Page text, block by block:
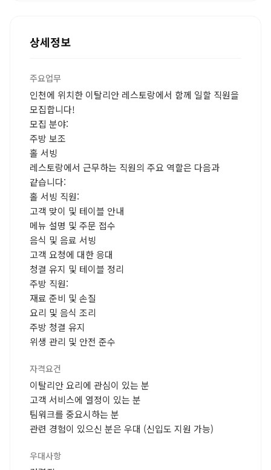
상세정보
주요업무
인천에 위치한 이탈리안 레스토랑에서 함께 일할 직원을
모집합니다!
모집 분야:
주방 보조
홀 서빙
레스토랑에서 근무하는 직원의 주요 역할은 다음과
같습니다:
홀 서빙 직원:
고객 맞이 및 테이블 안내
메뉴 설명 및 주문 접수
음식 및 음료 서빙
고객 요청에 대한 응대
청결 유지 및 테이블 정리
주방 직원:
재료 준비 및 손질
요리 및 음식 조리
주방 청결 유지
위생 관리 및 안전 준수
자격요건
이탈리안 요리에 관심이 있는 분
고객 서비스에 열정이 있는 분
팀워크를 중요시하는 분
관련 경험이 있으신 분은 우대 (신입도 지원 가능)
우대사항